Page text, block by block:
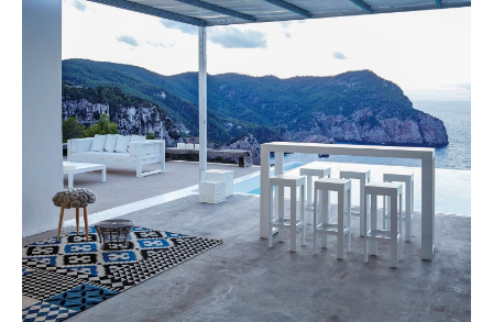
Gartentische
Servierwagen
Einzelteile
... alle Tische
Aufbewahren
Regale & Schränke
Bücherregale